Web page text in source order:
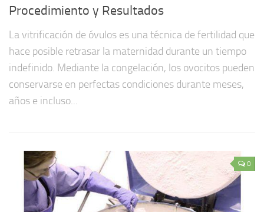
Procedimiento y Resultados
La vitrificación de óvulos es una técnica de fertilidad que
hace posible retrasar la maternidad durante un tiempo
indefinido. Mediante la congelación, los ovocitos pueden
conservarse en perfectas condiciones durante meses,
años e incluso...
0